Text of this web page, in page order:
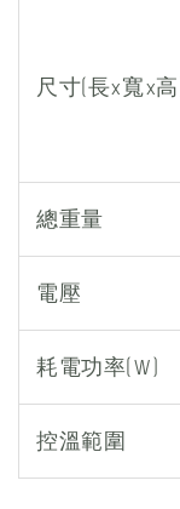
尺寸(長x寬x
總重量
電壓
耗電功率(W)
控溫範圍